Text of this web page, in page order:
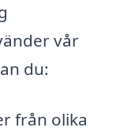
vår
du:
från olika